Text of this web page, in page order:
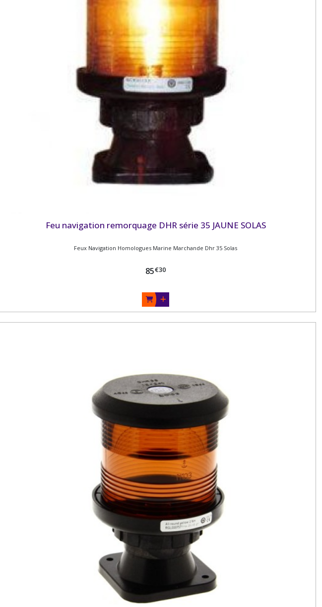
Feu navigation remorquage DHR série 35 JAUNE SOLAS
Feux Navigation Homologues Marine Marchande Dhr 35 Solas
85€30